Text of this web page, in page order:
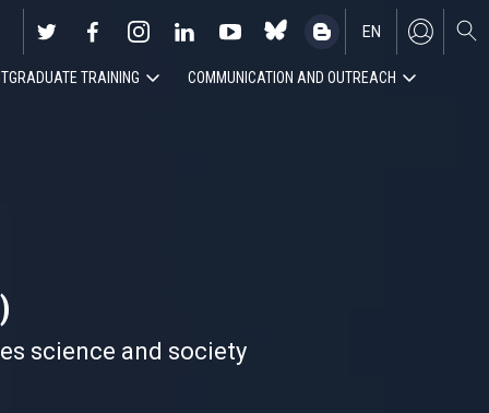
EN
ES
TRAINING COMMUNICATION AND OUTREACH
science and society